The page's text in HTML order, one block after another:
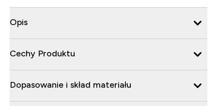
Opis
Cechy Produktu
Dopasowanie i skład materiału